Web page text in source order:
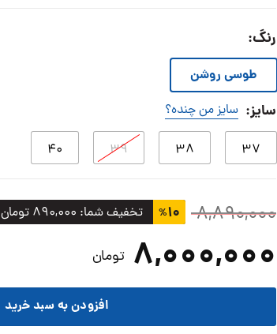
رنگ:
طوسی روشن
سایز:
۳۷ ۳۸ ۳۹ ۴۰
سایز من چنده؟
۸,۸۹۰,۰۰۰
۸,۰۰۰,۰۰۰ تومان
تخفیف شما: ۸۹۰,۰۰۰ تومان %۱۰
افزودن به سبد خرید